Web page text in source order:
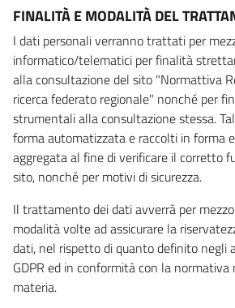
FINALITÀ E MODALITÀ DEL
I dati personali verranno trattati per
informatico/telematici per finalità
alla consultazione del sito "Normattiva
ricerca federato regionale" nonché per
strumentali alla consultazione stessa.
forma automatizzata e raccolti in forma
aggregata al fine di verificare il corretto
sito, nonché per motivi di sicurezza.
Il trattamento dei dati avverrà per
modalità volte ad assicurare la
dati, nel rispetto di quanto definito negli
GDPR ed in conformità con la
materia.